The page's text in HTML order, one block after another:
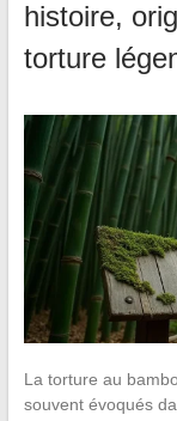
histoire,
torture
La torture au
souvent évoqués